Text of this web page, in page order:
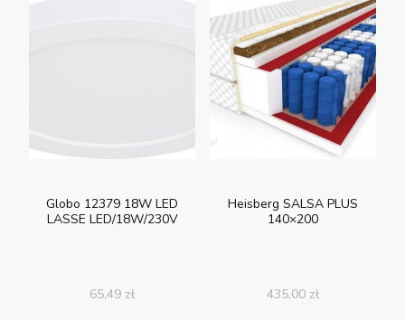
Globo 12379 18W LED
LASSE LED/18W/230V
65,49 zł
Heisberg SALSA PLUS
140×200
435,00 zł